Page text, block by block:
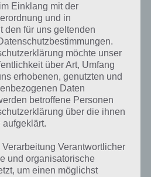
tägliche Rätsel am 14. April 2017 in 4
hat dieses eigentlich?
und wenn wir es mal deklarieren,
bewegen wir uns hüpfend in
eher der Feldhase!
der Hasen und ist ein Säugetier.
in der Paläarktis, doch heutzutage
der Landwirtschaft wird
kleiner. Aktiv ist der Feldhase in
In der Fortpflanzungszeit ist er aber
Einklang mit der
und in
den für uns geltenden
möchte unser
über Art, Umfang
erhobenen, genutzten und
Daten
betroffene Personen
über die ihnen
aufgeklärt.
Verantwortlicher
und organisatorische
um einen möglichst